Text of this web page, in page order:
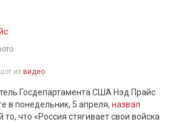
из видео
Госдепартамента США Нэд Прайс
в понедельник, 5 апреля, назвал
то, что «Россия стягивает свои войска